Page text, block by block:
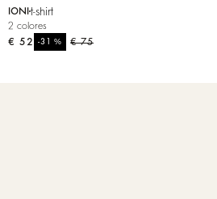
IONI t-shirt
2 colores
€ 75
-31%
€ 52